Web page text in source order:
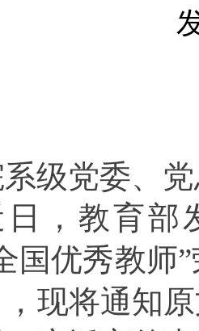
级党委、
日，教育部
国优秀教师
，现将通知